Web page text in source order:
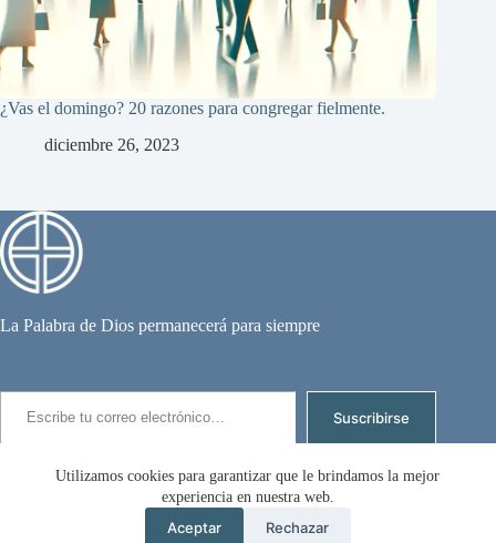
Utilizamos cookies para garantizar que le brindamos la mejor
experiencia en nuestra web.
Aceptar Rechazar
¿Vas el domingo? 20 razones para congregar fielmente.
diciembre 26, 2023
La Palabra de Dios permanecerá para siempre
Escribe tu correo electrónico…
Suscribirse
Suscríbete para recibir los nuevos artículos por email.
Copyright © 2026 - Enrique Oriolo - Todo puede
usarse sin permiso, solo poner la fuente.